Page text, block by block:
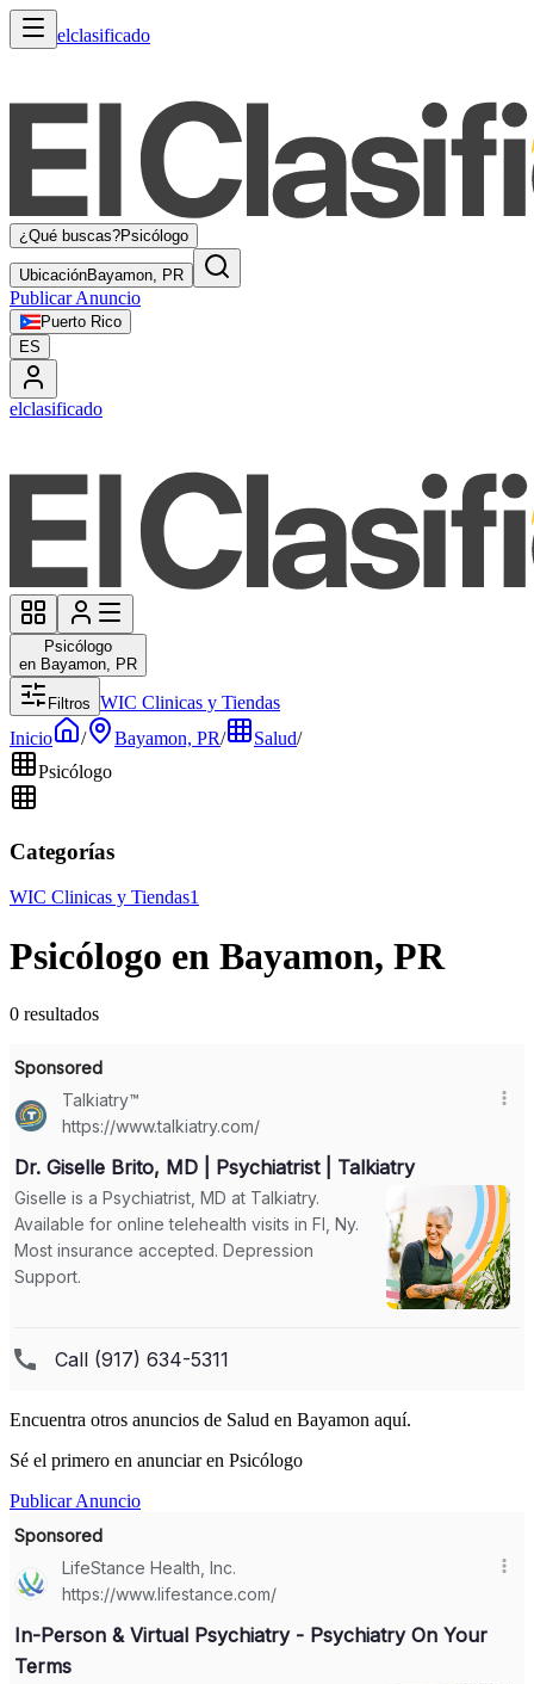
elclasificado
¿Qué buscas?Psicólogo
UbicaciónBayamon, PR
Publicar Anuncio
Puerto Rico
ES
elclasificado
Psicólogo
en Bayamon, PR
Filtros WIC Clinicas y Tiendas
Inicio
/ Bayamon, PR/ Salud/
Psicólogo
Categorías
WIC Clinicas y Tiendas1
Psicólogo en Bayamon, PR
0 resultados
Encuentra otros anuncios de Salud en Bayamon aquí.
Sé el primero en anunciar en Psicólogo
Publicar Anuncio